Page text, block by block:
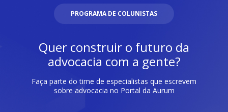
PROGRAMA DE COLUNISTAS
Quer construir o futuro da
advocacia com a gente?
Faça parte do time de especialistas que escrevem
sobre advocacia no Portal da Aurum